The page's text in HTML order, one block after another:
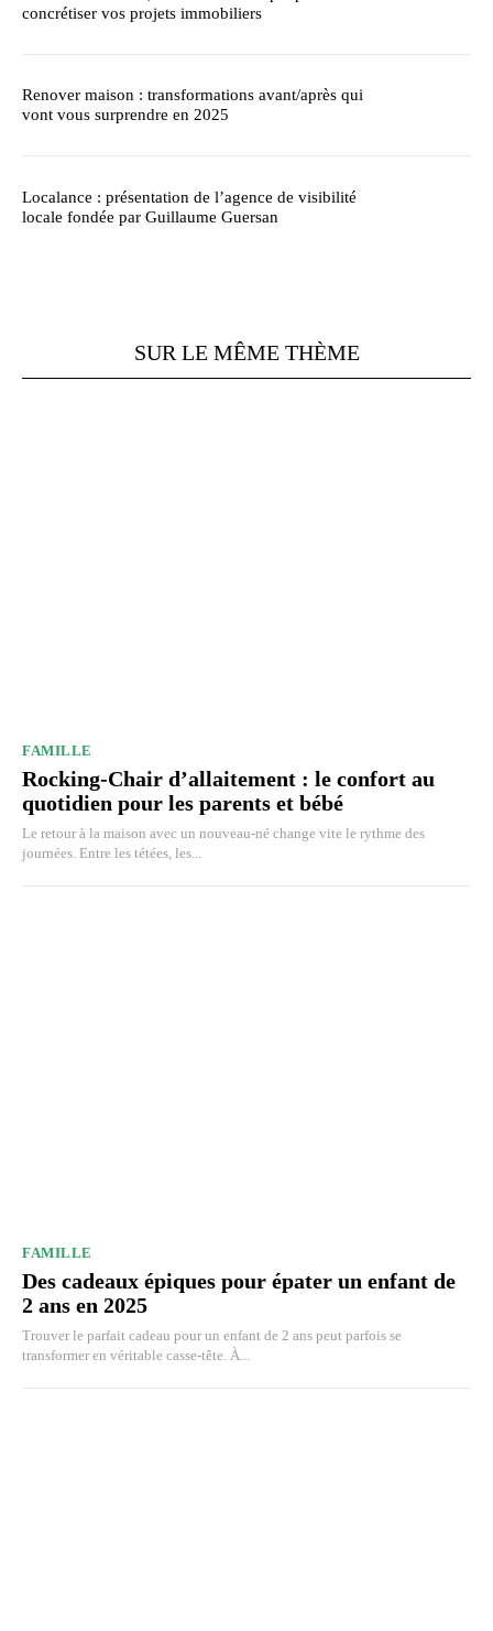
concrétiser vos projets immobiliers
Renover maison : transformations avant/après qui
vont vous surprendre en 2025
Localance : présentation de l’agence de visibilité
locale fondée par Guillaume Guersan
SUR LE MÊME THÈME
FAMILLE
Rocking-Chair d’allaitement : le confort au
quotidien pour les parents et bébé
Le retour à la maison avec un nouveau-né change vite le rythme des
journées. Entre les tétées, les...
FAMILLE
Des cadeaux épiques pour épater un enfant de
2 ans en 2025
Trouver le parfait cadeau pour un enfant de 2 ans peut parfois se
transformer en véritable casse-tête. À...